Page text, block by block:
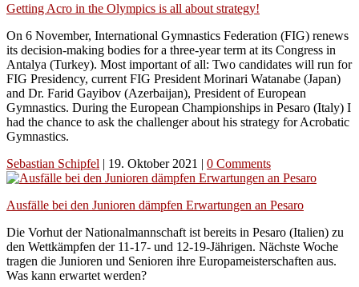
Getting Acro in the Olympics is all about strategy!
On 6 November, International Gymnastics Federation (FIG) renews
its decision-making bodies for a three-year term at its Congress in
Antalya (Turkey). Most important of all: Two candidates will run for
FIG Presidency, current FIG President Morinari Watanabe (Japan)
and Dr. Farid Gayibov (Azerbaijan), President of European
Gymnastics. During the European Championships in Pesaro (Italy) I
had the chance to ask the challenger about his strategy for Acrobatic
Gymnastics.
Sebastian Schipfel | 19. Oktober 2021 | 0 Comments
Ausfälle bei den Junioren dämpfen Erwartungen an Pesaro
Die Vorhut der Nationalmannschaft ist bereits in Pesaro (Italien) zu
den Wettkämpfen der 11-17- und 12-19-Jährigen. Nächste Woche
tragen die Junioren und Senioren ihre Europameisterschaften aus.
Was kann erwartet werden?